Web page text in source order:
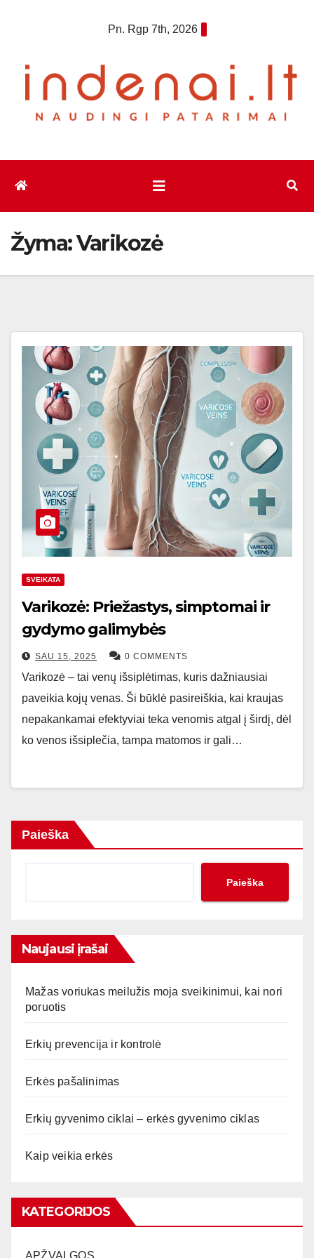
Pn. Rgp 7th, 2026
Žyma:Varikozė
SVEIKATA
Varikozė: Priežastys, simptomai ir
gydymo galimybės
SAU 15, 2025 0 COMMENTS
Varikozė – tai venų išsiplėtimas, kuris dažniausiai
paveikia kojų venas. Ši būklė pasireiškia, kai kraujas
nepakankamai efektyviai teka venomis atgal į širdį, dėl
ko venos išsiplečia, tampa matomos ir gali…
Paieška
Paieška
Naujausi įrašai
Mažas voriukas meilužis moja sveikinimui, kai nori
poruotis
Erkių prevencija ir kontrolė
Erkės pašalinimas
Erkių gyvenimo ciklai – erkės gyvenimo ciklas
Kaip veikia erkės
KATEGORIJOS
APŽVALGOS